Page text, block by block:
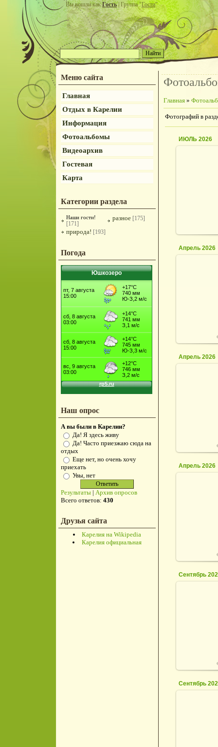
Вы вошли какГость| Группа "Гости"
Меню сайта
Главная
Отдых в Карелии
Информация
Фотоальбомы
Видеоархив
Гостевая
Карта
Категории раздела
Наши гости!
[171]
разное [175]
природа! [193]
Погода
Юшкозеро
Наш опрос
А вы были в Карелии?
Да! Я здесь живу
Да! Часто приезжаю сюда на
отдых
Еще нет, но очень хочу
приехать
Увы, нет
Результаты | Архив опросов
Всего ответов: 430
Друзья сайта
Карелия на Wikipedia
Карелия официальная
Главная »
Фотографий в
ИЮЛЬ 2026
Апрель 2026
Апрель 2026
Апрель 2026
Сентябрь
Сентябрь